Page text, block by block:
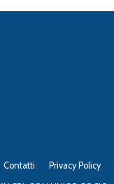
Contatti Privacy Policy